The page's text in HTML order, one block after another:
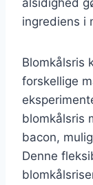
ingrediens i
Blomkålsris
forskellige
blomkålsris
bacon,
Denne